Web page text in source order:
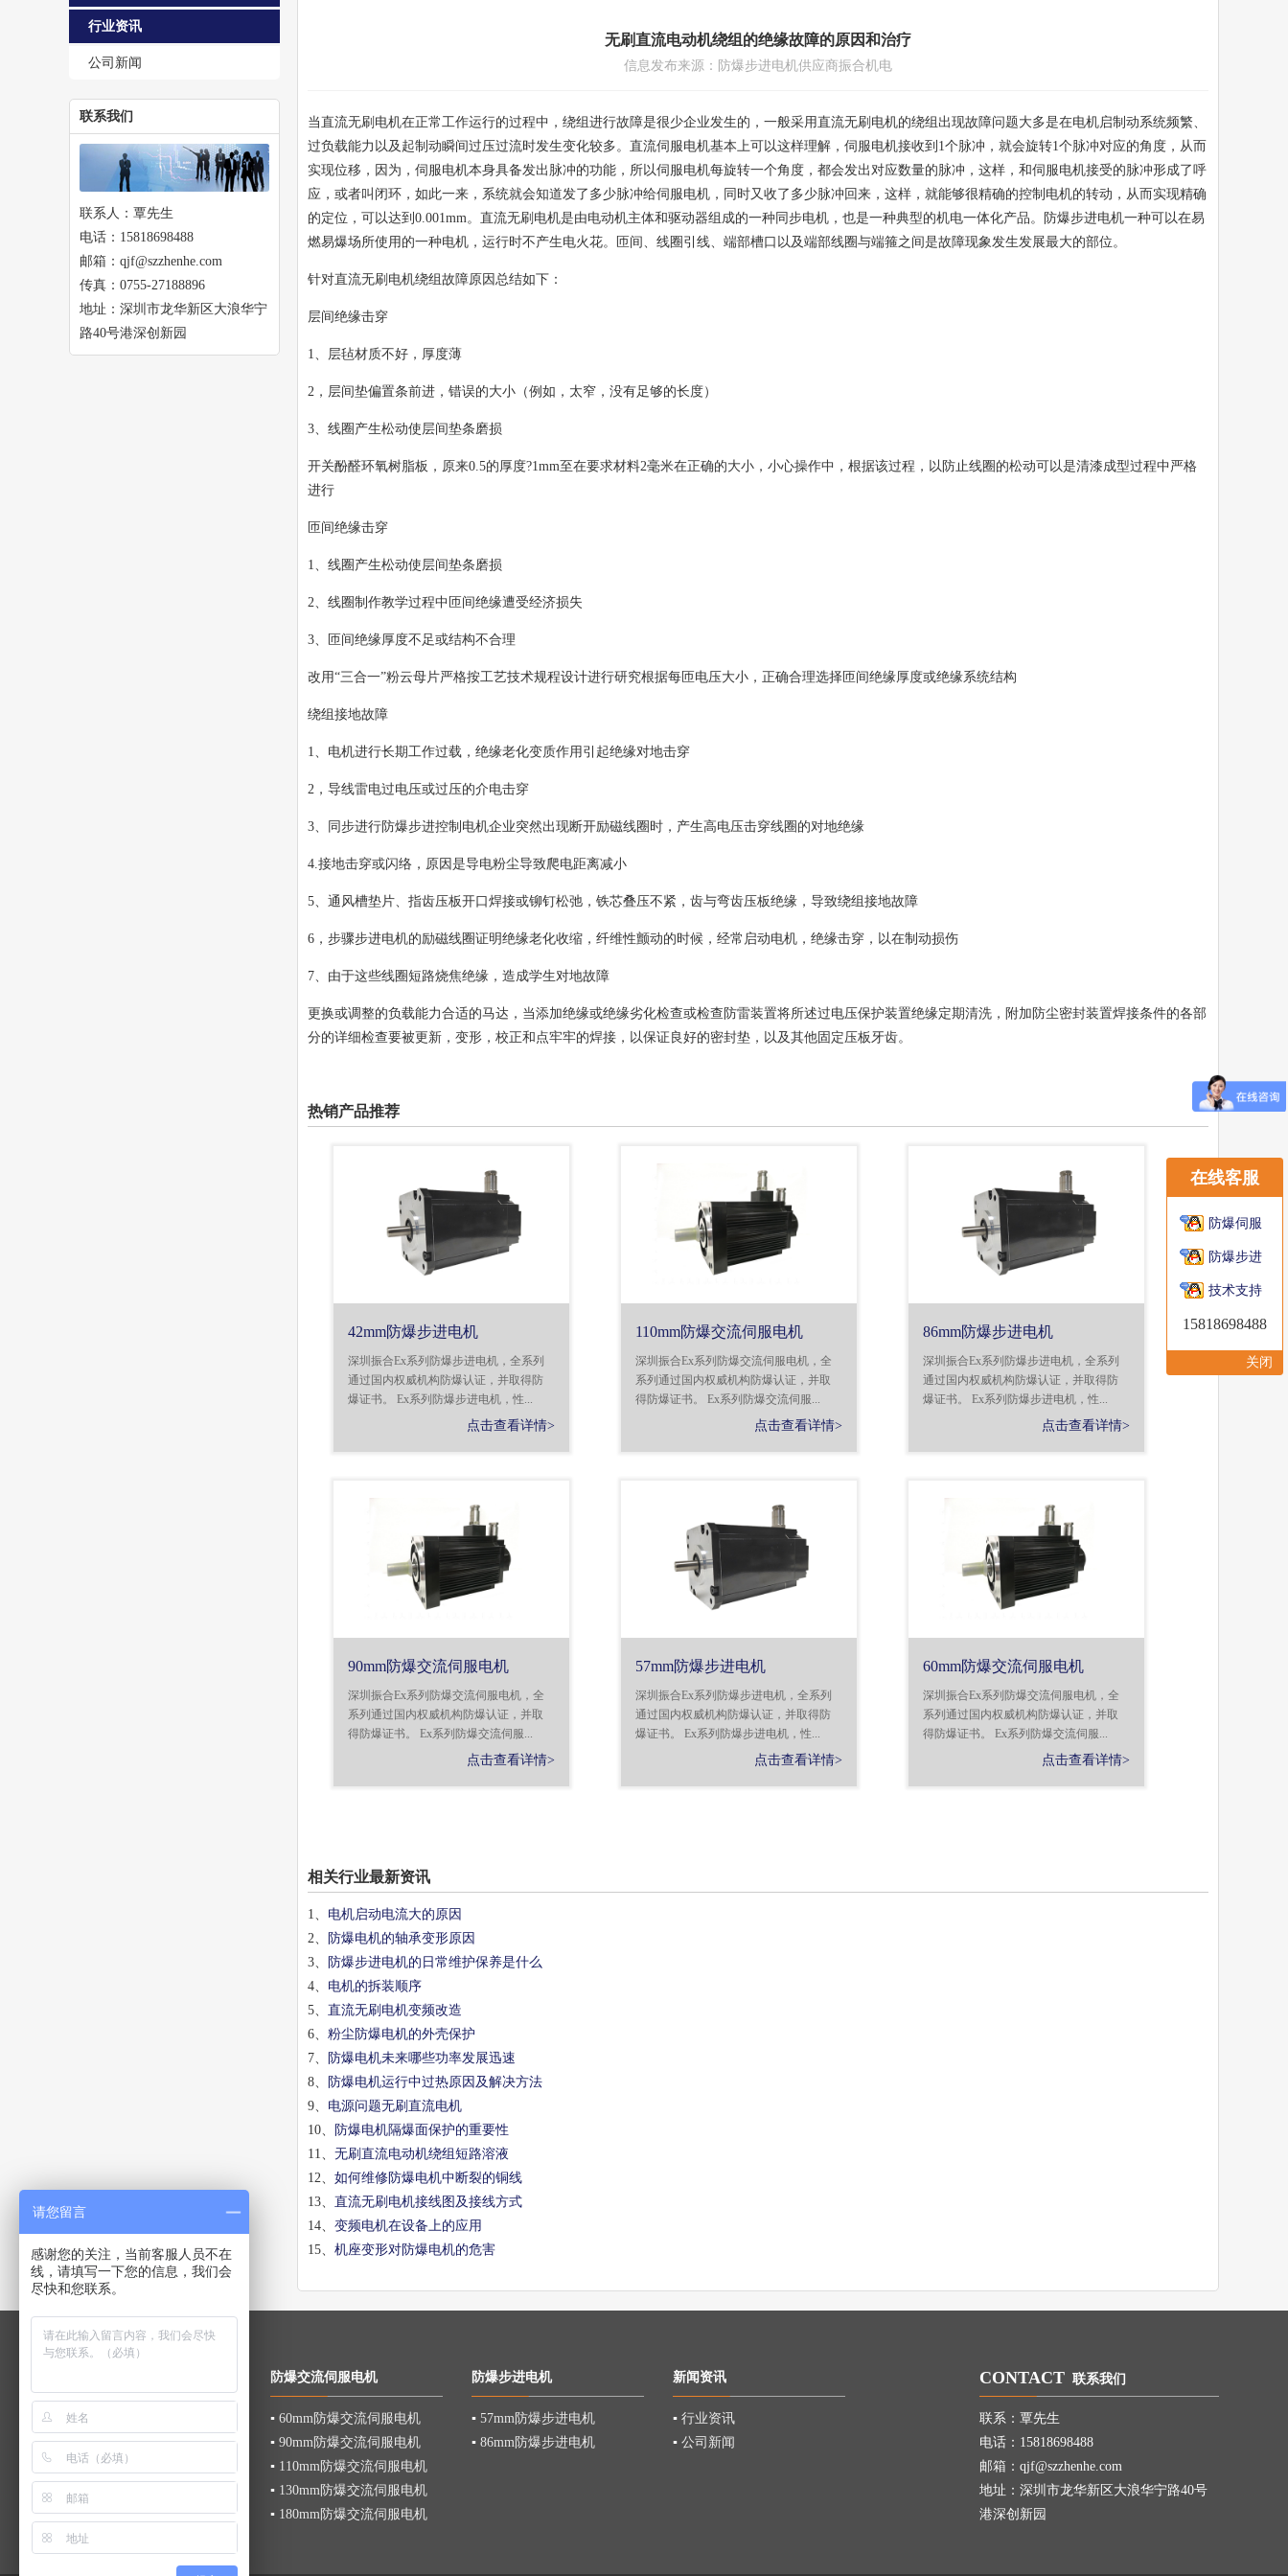
行业资讯
公司新闻
联系我们
联系人：覃先生
电话：15818698488
邮箱：qjf@szzhenhe.com
传真：0755-27188896
地址：深圳市龙华新区大浪华宁
路40号港深创新园
无刷直流电动机绕组的绝缘故障的原因和治疗
信息发布来源： 防爆步进电机供应商振合机电
当直流无刷电机在正常工作运行的过程中，绕组进行故障是很少企业发生的，一般采用直流无刷电机的绕组出现故障问题大多是在电机启制动系统频繁、
过负载能力以及起制动瞬间过压过流时发生变化较多。直流伺服电机基本上可以这样理解，伺服电机接收到1个脉冲，就会旋转1个脉冲对应的角度，从而
实现位移，因为，伺服电机本身具备发出脉冲的功能，所以伺服电机每旋转一个角度，都会发出对应数量的脉冲，这样，和伺服电机接受的脉冲形成了呼
应，或者叫闭环，如此一来，系统就会知道发了多少脉冲给伺服电机，同时又收了多少脉冲回来，这样，就能够很精确的控制电机的转动，从而实现精确
的定位，可以达到0.001mm。直流无刷电机是由电动机主体和驱动器组成的一种同步电机，也是一种典型的机电一体化产品。防爆步进电机一种可以在易
燃易爆场所使用的一种电机，运行时不产生电火花。匝间、线圈引线、端部槽口以及端部线圈与端箍之间是故障现象发生发展最大的部位。
针对直流无刷电机绕组故障原因总结如下：
层间绝缘击穿
1、层毡材质不好，厚度薄
2，层间垫偏置条前进，错误的大小（例如，太窄，没有足够的长度）
3、线圈产生松动使层间垫条磨损
开关酚醛环氧树脂板，原来0.5的厚度?1mm至在要求材料2毫米在正确的大小，小心操作中，根据该过程，以防止线圈的松动可以是清漆成型过程中严格
进行
匝间绝缘击穿
1、线圈产生松动使层间垫条磨损
2、线圈制作教学过程中匝间绝缘遭受经济损失
3、匝间绝缘厚度不足或结构不合理
改用“三合一”粉云母片严格按工艺技术规程设计进行研究根据每匝电压大小，正确合理选择匝间绝缘厚度或绝缘系统结构
绕组接地故障
1、电机进行长期工作过载，绝缘老化变质作用引起绝缘对地击穿
2，导线雷电过电压或过压的介电击穿
3、同步进行防爆步进控制电机企业突然出现断开励磁线圈时，产生高电压击穿线圈的对地绝缘
4.接地击穿或闪络，原因是导电粉尘导致爬电距离减小
5、通风槽垫片、指齿压板开口焊接或铆钉松弛，铁芯叠压不紧，齿与弯齿压板绝缘，导致绕组接地故障
6，步骤步进电机的励磁线圈证明绝缘老化收缩，纤维性颤动的时候，经常启动电机，绝缘击穿，以在制动损伤
7、由于这些线圈短路烧焦绝缘，造成学生对地故障
更换或调整的负载能力合适的马达，当添加绝缘或绝缘劣化检查或检查防雷装置将所述过电压保护装置绝缘定期清洗，附加防尘密封装置焊接条件的各部
分的详细检查要被更新，变形，校正和点牢牢的焊接，以保证良好的密封垫，以及其他固定压板牙齿。
热销产品推荐
42mm防爆步进电机
深圳振合Ex系列防爆步进电机，全系列
通过国内权威机构防爆认证，并取得防
爆证书。 Ex系列防爆步进电机，性...
点击查看详情>
110mm防爆交流伺服电机
深圳振合Ex系列防爆交流伺服电机，全
系列通过国内权威机构防爆认证，并取
得防爆证书。 Ex系列防爆交流伺服...
点击查看详情>
86mm防爆步进电机
深圳振合Ex系列防爆步进电机，全系列
通过国内权威机构防爆认证，并取得防
爆证书。 Ex系列防爆步进电机，性...
点击查看详情>
90mm防爆交流伺服电机
深圳振合Ex系列防爆交流伺服电机，全
系列通过国内权威机构防爆认证，并取
得防爆证书。 Ex系列防爆交流伺服...
点击查看详情>
57mm防爆步进电机
深圳振合Ex系列防爆步进电机，全系列
通过国内权威机构防爆认证，并取得防
爆证书。 Ex系列防爆步进电机，性...
点击查看详情>
60mm防爆交流伺服电机
深圳振合Ex系列防爆交流伺服电机，全
系列通过国内权威机构防爆认证，并取
得防爆证书。 Ex系列防爆交流伺服...
点击查看详情>
相关行业最新资讯
1、 电机启动电流大的原因
2、
防爆电机的轴承变形原因
3、
防爆步进电机的日常维护保养是什么
4、 电机的拆装顺序
5、 直流无刷电机变频改造
6、 粉尘防爆电机的外壳保护
7、
防爆电机未来哪些功率发展迅速
8、
防爆电机运行中过热原因及解决方法
9、 电源问题无刷直流电机
10、
防爆电机隔爆面保护的重要性
11、 无刷直流电动机绕组短路溶液
12、 如何维修防爆电机中断裂的铜线
13、 直流无刷电机接线图及接线方式
14、 变频电机在设备上的应用
15、 机座变形对防爆电机的危害
▪公司简介
▪联系方式
▪site
防爆交流伺服电机
▪ 60mm防爆交流伺服电机
▪ 90mm防爆交流伺服电机
▪ 110mm防爆交流伺服电机
▪ 130mm防爆交流伺服电机
▪ 180mm防爆交流伺服电机
防爆步进电机
▪ 57mm防爆步进电机
▪ 86mm防爆步进电机
新闻资讯
▪ 行业资讯
▪ 公司新闻
CONTACT 联系我们
联系：覃先生
电话：15818698488
邮箱：qjf@szzhenhe.com
地址：深圳市龙华新区大浪华宁路40号
港深创新园
在线客服
防爆伺服
防爆步进
技术支持
15818698488
关闭
请您留言
感谢您的关注，当前客服人员不在
线，请填写一下您的信息，我们会
尽快和您联系。